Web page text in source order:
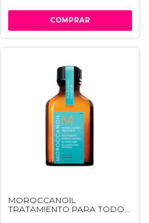
MOROCCANOIL
TRATAMIENTO PARA TODO